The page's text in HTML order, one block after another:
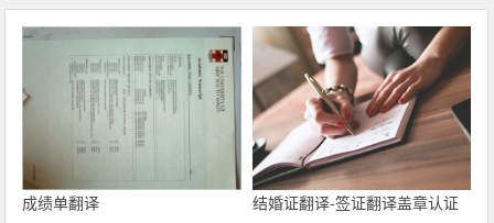
成绩单翻译 结婚证翻译-签证翻译盖章认证